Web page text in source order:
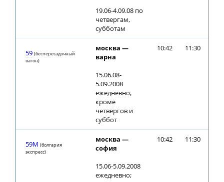
19.06-4.09.08 по
четвергам,
субботам
59 (беспересадочный
вагон)
москва —
варна
15.06.08-
5.09.2008
ежедневно,
кроме
четвергов и
суббот
10:42 11:30
59М (болгария
экспресс)
москва —
софия
15.06-5.09.2008
ежедневно;
10:42 11:30